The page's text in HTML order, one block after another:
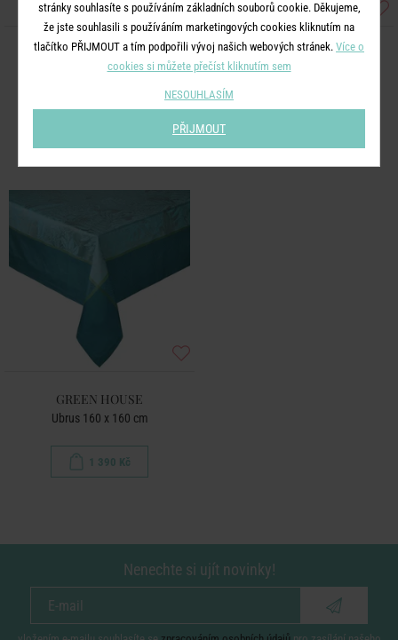
GREEN HOUSE
Běhoun na stůl 50 x 160 cm
GREEN HOUSE
Ubrus 160 x 300 cm
GREEN HOUSE
Ubrus 160 x 160 cm
1 390 Kč
Nenechte si ujít novinky!
stránky souhlasíte s používáním základních souborů cookie. Děkujeme,
že jste souhlasili s používáním marketingových cookies kliknutím na
tlačítko PŘIJMOUT a tím podpořili vývoj našich webových stránek. Více o
cookies si můžete přečíst kliknutím sem
NESOUHLASÍM
PŘIJMOUT